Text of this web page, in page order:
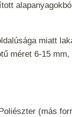
miatt
méret 6-15
(más